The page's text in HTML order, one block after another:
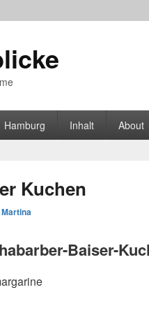
Hamburg Inhalt About
Kuchen
Martina
Baiser-